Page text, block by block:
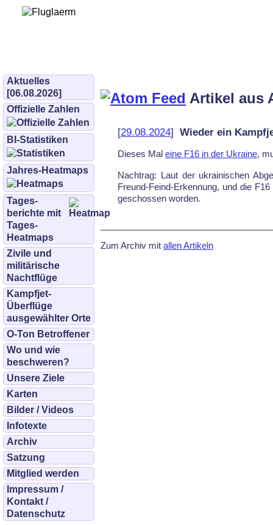
Aktuelles
[06.08.2026]
Offizielle Zahlen
BI-Statistiken
Jahres-Heatmaps
Tages­
berichte mit
Tages-
Heatmaps
Zivile und
militärische
Nachtflüge
Kampfjet-
Überflüge
ausgewählter Orte
O-Ton Betroffener
Wo und wie
beschweren?
Unsere Ziele
Karten
Bilder / Videos
Infotexte
Archiv
Satzung
Mitglied werden
Impressum /
Kontakt /
Datenschutz
Artikel aus
[29.08.2024] Wieder ein
Dieses Mal ei­ne F16 in der Ukrai­ne,
Nach­trag: Laut der ukrai­ni­schen
Freund-Feind-Er­ken­nung, und die
ge­schos­sen wor­den.
Zum Archiv mit allen Artikeln